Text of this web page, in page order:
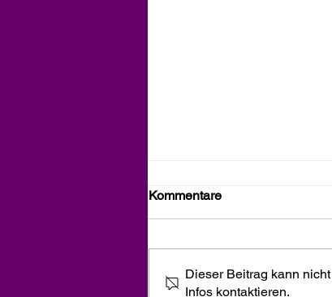
Kommentare
Dieser Beitrag kann
Infos kontaktieren.